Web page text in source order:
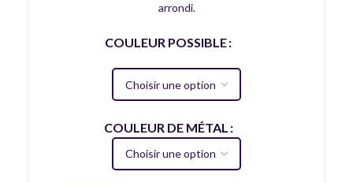
arrondi.
COULEUR POSSIBLE
COULEUR DE MÉTAL